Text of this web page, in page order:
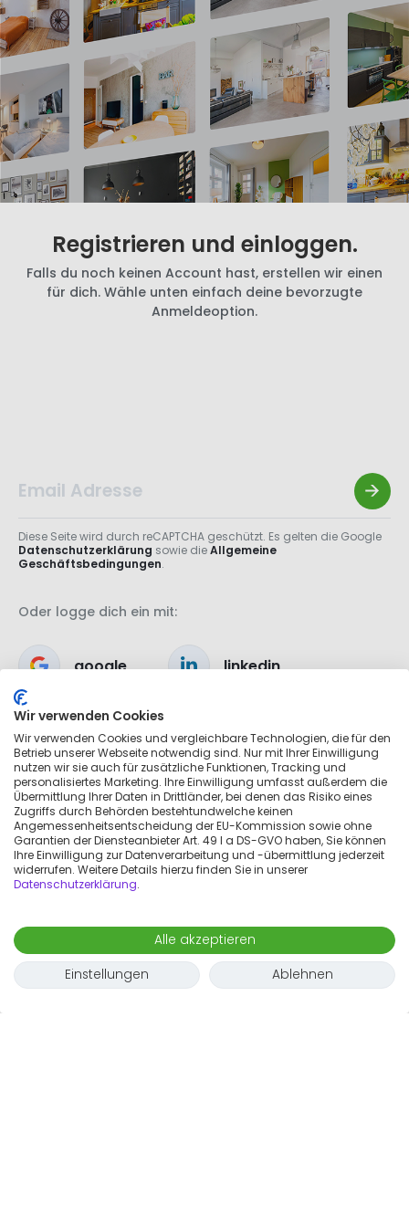
Registrieren und einloggen.
Falls du noch keinen Account hast, erstellen wir einen
für dich. Wähle unten einfach deine bevorzugte
Anmeldeoption.
Diese Seite wird durch reCAPTCHA geschützt. Es gelten die Google
Datenschutzerklärung sowie dieAllgemeine
Geschäftsbedingungen.
Oder logge dich ein mit:
google linkedin
apple
Wir verwenden Cookies
Wir verwenden Cookies und vergleichbare Technologien, die für den
Betrieb unserer Webseite notwendig sind. Nur mit Ihrer Einwilligung
nutzen wir sie auch für zusätzliche Funktionen, Tracking und
personalisiertes Marketing. Ihre Einwilligung umfasst außerdem die
Übermittlung Ihrer Daten in Drittländer, bei denen das Risiko eines
Zugriffs durch Behörden bestehtundwelche keinen
Angemessenheitsentscheidung der EU-Kommission sowie ohne
Garantien der Diensteanbieter Art. 49 I a DS-GVO haben, Sie können
Ihre Einwilligung zur Datenverarbeitung und -übermittlung jederzeit
widerrufen. Weitere Details hierzu finden Sie in unserer
Datenschutzerklärung.
Alle akzeptieren
Einstellungen
Ablehnen